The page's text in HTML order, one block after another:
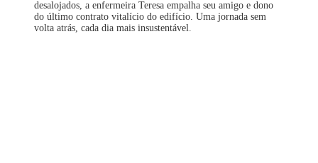
desalojados, a enfermeira Teresa empalha seu amigo e dono
do último contrato vitalício do edifício. Uma jornada sem
volta atrás, cada dia mais insustentável.